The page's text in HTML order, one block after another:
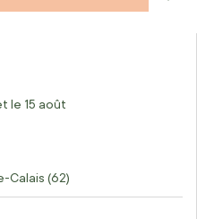
le 15 août
Calais (62)